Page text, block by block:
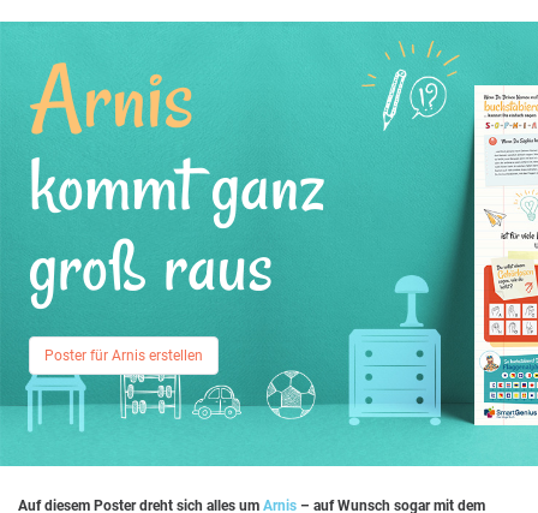
Arnis
kommt ganz
groß raus
Poster für Arnis erstellen
Auf diesem Poster dreht sich alles um Arnis – auf Wunsch sogar mit dem